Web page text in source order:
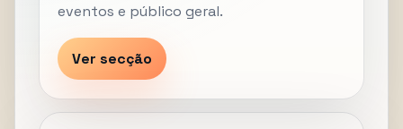
eventos e público geral.
Ver secção